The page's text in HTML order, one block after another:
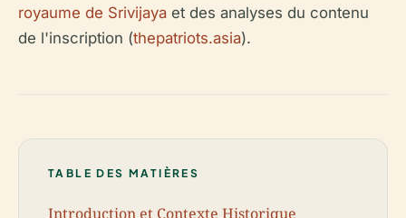
royaume de Srivijaya et des analyses du contenu
de l'inscription (thepatriots.asia).
TABLE DES MATIÈRES
Introduction et Contexte Historique